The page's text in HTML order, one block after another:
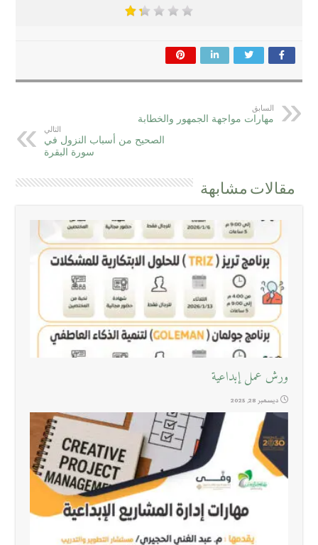
السابق
مهارات مواجهة الجمهور والخطابة
التالي
الصحيح من أسباب النزول في
سورة البقرة
مقالات مشابهة
ورش عمل إبداعية
ديسمبر 28, 2025